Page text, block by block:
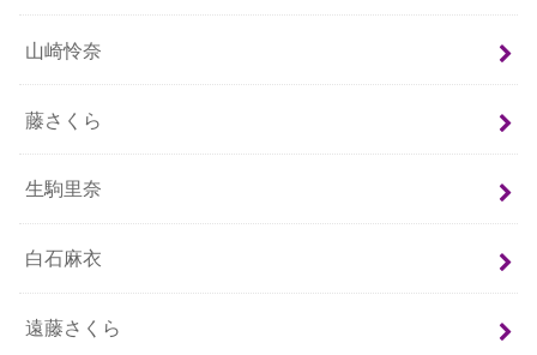
山崎怜奈
藤さくら
生駒里奈
白石麻衣
遠藤さくら